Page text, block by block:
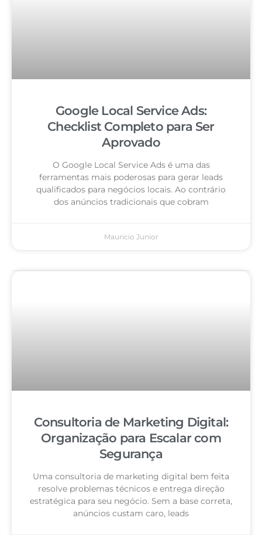
Google Local Service Ads:
Checklist Completo para Ser
Aprovado
O Google Local Service Ads é uma das
ferramentas mais poderosas para gerar leads
qualificados para negócios locais. Ao contrário
dos anúncios tradicionais que cobram
Mauricio Junior
Consultoria de Marketing Digital:
Organização para Escalar com
Segurança
Uma consultoria de marketing digital bem feita
resolve problemas técnicos e entrega direção
estratégica para seu negócio. Sem a base correta,
anúncios custam caro, leads